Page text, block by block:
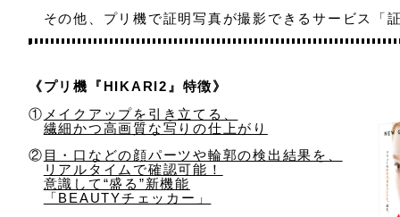
その他、プリ機で証明写真が撮影できるサービス「
《プリ機『HIKARI2』特徴》
① メイクアップを引き立てる、
繊細かつ高画質な写りの仕上がり
② 目・口などの顔パーツや輪郭の検出結果を、
リアルタイムで確認可能！
意識して“盛る”新機能
「BEAUTYチェッカー」